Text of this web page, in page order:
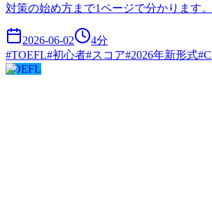
対策の始め方まで1ページで分かります。
2026-06-02 4分
#TOEFL#初心者#スコア#2026年新形式#
TOEFL